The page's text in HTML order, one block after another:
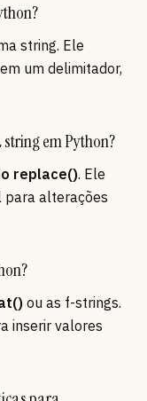
string. Ele
um delimitador,
em Python?
replace(). Ele
para alterações
ou as f-strings.
inserir valores